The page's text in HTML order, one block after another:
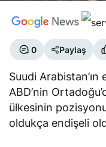
0 Paylaş
Suudi
ABD’nin
ülkesinin
oldukça endişeli